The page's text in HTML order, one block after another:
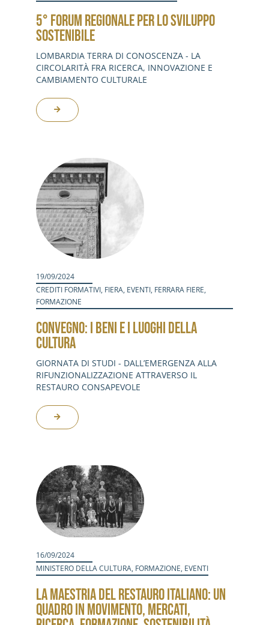
5° FORUM REGIONALE PER LO SVILUPPO
SOSTENIBILE
LOMBARDIA TERRA DI CONOSCENZA - LA
CIRCOLARITÀ FRA RICERCA, INNOVAZIONE E
CAMBIAMENTO CULTURALE
19/09/2024
CREDITI FORMATIVI, FIERA, EVENTI, FERRARA FIERE,
FORMAZIONE
CONVEGNO: I BENI E I LUOGHI DELLA
CULTURA
GIORNATA DI STUDI - DALL’EMERGENZA ALLA
RIFUNZIONALIZZAZIONE ATTRAVERSO IL
RESTAURO CONSAPEVOLE
16/09/2024
MINISTERO DELLA CULTURA, FORMAZIONE, EVENTI
LA MAESTRIA DEL RESTAURO ITALIANO: UN
QUADRO IN MOVIMENTO, MERCATI,